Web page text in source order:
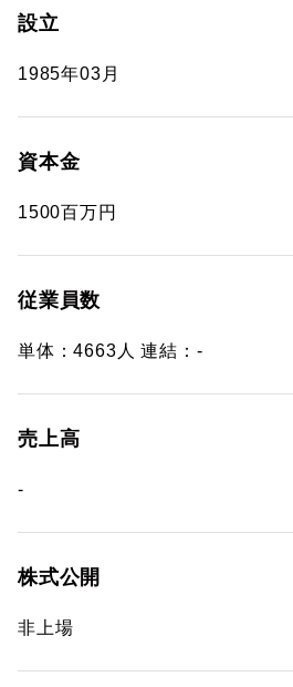
設立
1985年03月
資本金
1500百万円
従業員数
単体：4663人 連結：-
売上高
-
株式公開
非上場